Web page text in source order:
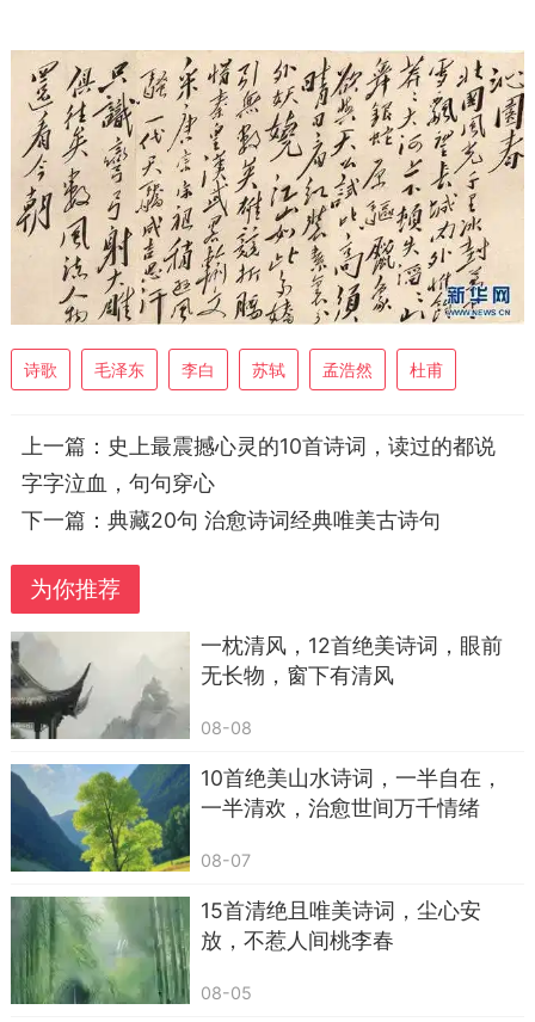
诗歌 毛泽东 李白 苏轼 孟浩然 杜甫
上一篇： 史上最震撼心灵的10首诗词，读过的都说
字字泣血，句句穿心
下一篇： 典藏20句 治愈诗词经典唯美古诗句
为你推荐
一枕清风，12首绝美诗词，眼前
无长物，窗下有清风
08-08
10首绝美山水诗词，一半自在，
一半清欢，治愈世间万千情绪
08-07
15首清绝且唯美诗词，尘心安
放，不惹人间桃李春
08-05